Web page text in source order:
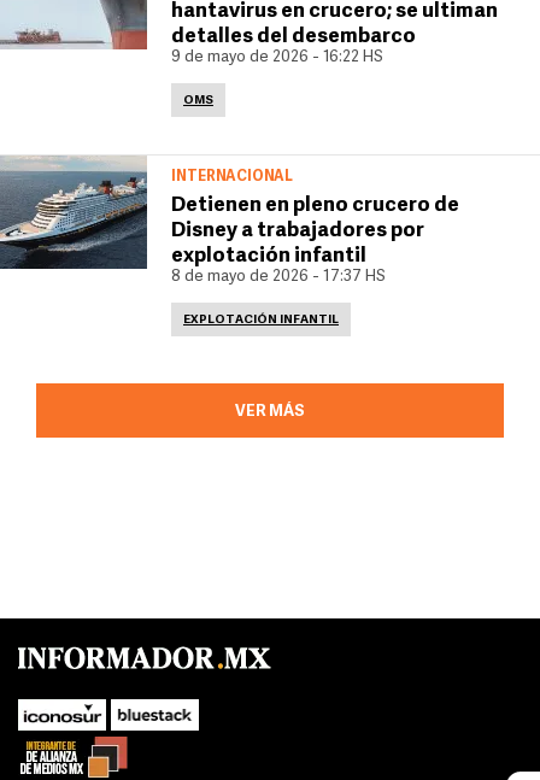
hantavirus en crucero; se ultiman
detalles del desembarco
9 de mayo de 2026 - 16:22 HS
OMS
INTERNACIONAL
Detienen en pleno crucero de
Disney a trabajadores por
explotación infantil
8 de mayo de 2026 - 17:37 HS
EXPLOTACIÓN INFANTIL
VER MÁS